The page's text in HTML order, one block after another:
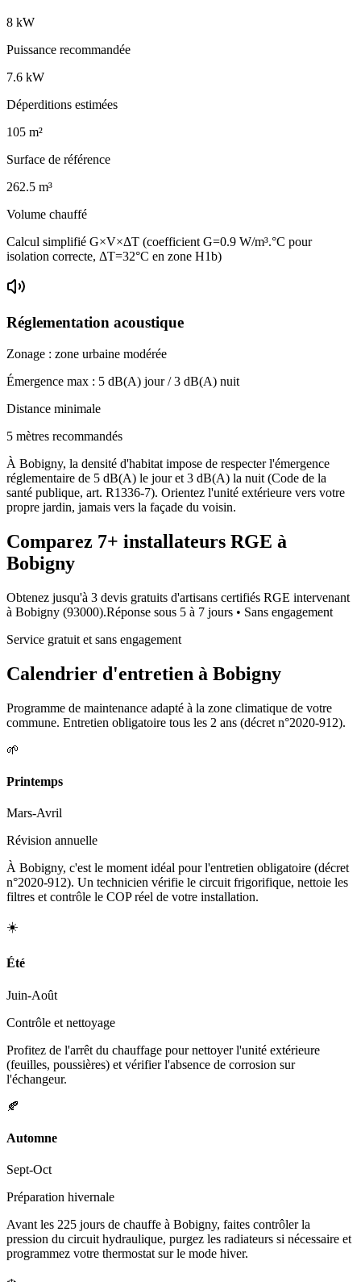
8 kW
Puissance recommandée
7.6 kW
Déperditions estimées
105 m²
Surface de référence
262.5 m³
Volume chauffé
Calcul simplifié G×V×ΔT (coefficient G=0.9 W/m³.°C pour
isolation correcte, ΔT=32°C en zone H1b)
Réglementation acoustique
Zonage : zone urbaine modérée
Émergence max : 5 dB(A) jour /3 dB(A) nuit
Distance minimale
5 mètres recommandés
À Bobigny, la densité d'habitat impose de respecter l'émergence
réglementaire de 5 dB(A) le jour et 3 dB(A) la nuit (Code de la
santé publique, art. R1336-7). Orientez l'unité extérieure vers votre
propre jardin, jamais vers la façade du voisin.
Comparez 7+ installateurs RGE à
Bobigny
Obtenez jusqu'à 3 devis gratuits d'artisans certifiés RGE intervenant
à Bobigny (93000).Réponse sous 5 à 7 jours • Sans engagement
Service gratuit et sans engagement
Calendrier d'entretien à Bobigny
Programme de maintenance adapté à la zone climatique de votre
commune. Entretien obligatoire tous les 2 ans (décret n°2020-912).
🌱
Printemps
Mars-Avril
Révision annuelle
À Bobigny, c'est le moment idéal pour l'entretien obligatoire (décret
n°2020-912). Un technicien vérifie le circuit frigorifique, nettoie les
filtres et contrôle le COP réel de votre installation.
☀️
Été
Juin-Août
Contrôle et nettoyage
Profitez de l'arrêt du chauffage pour nettoyer l'unité extérieure
(feuilles, poussières) et vérifier l'absence de corrosion sur
l'échangeur.
🍂
Automne
Sept-Oct
Préparation hivernale
Avant les 225 jours de chauffe à Bobigny, faites contrôler la
pression du circuit hydraulique, purgez les radiateurs si nécessaire et
programmez votre thermostat sur le mode hiver.